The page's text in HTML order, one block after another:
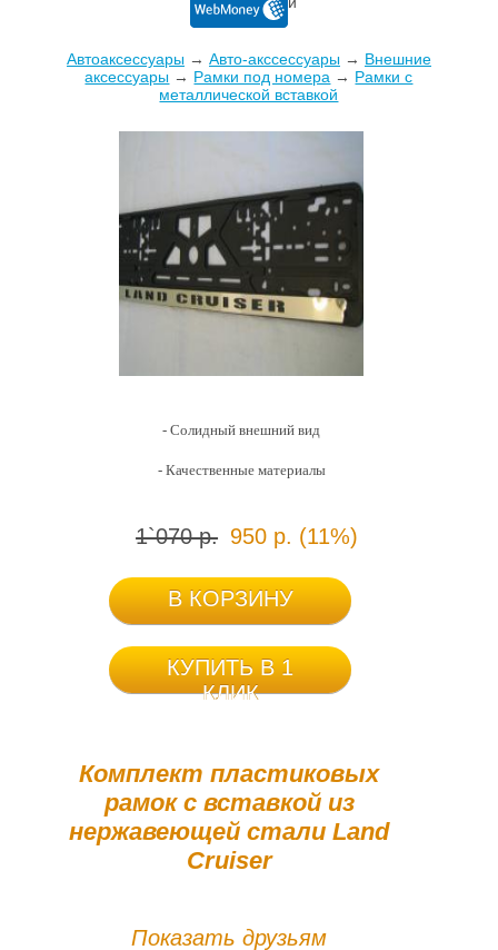
Автоаксессуары→ Авто-акссессуары→ Внешние
аксессуары → Рамки под номера → Рамки с
металлической вставкой
Комплект пластиковых
рамок с вставкой из
нержавеющей стали Land
Cruiser
- Солидный внешний вид
- Качественные материалы
1`070 р. 950 р. (11%)
В КОРЗИНУ
КУПИТЬ В 1
КЛИК
Показать друзьям